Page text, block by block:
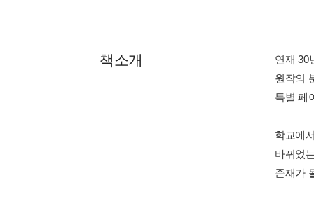
책소개
연재 30
원작의
특별 페
학교에
바뀌었
존재가